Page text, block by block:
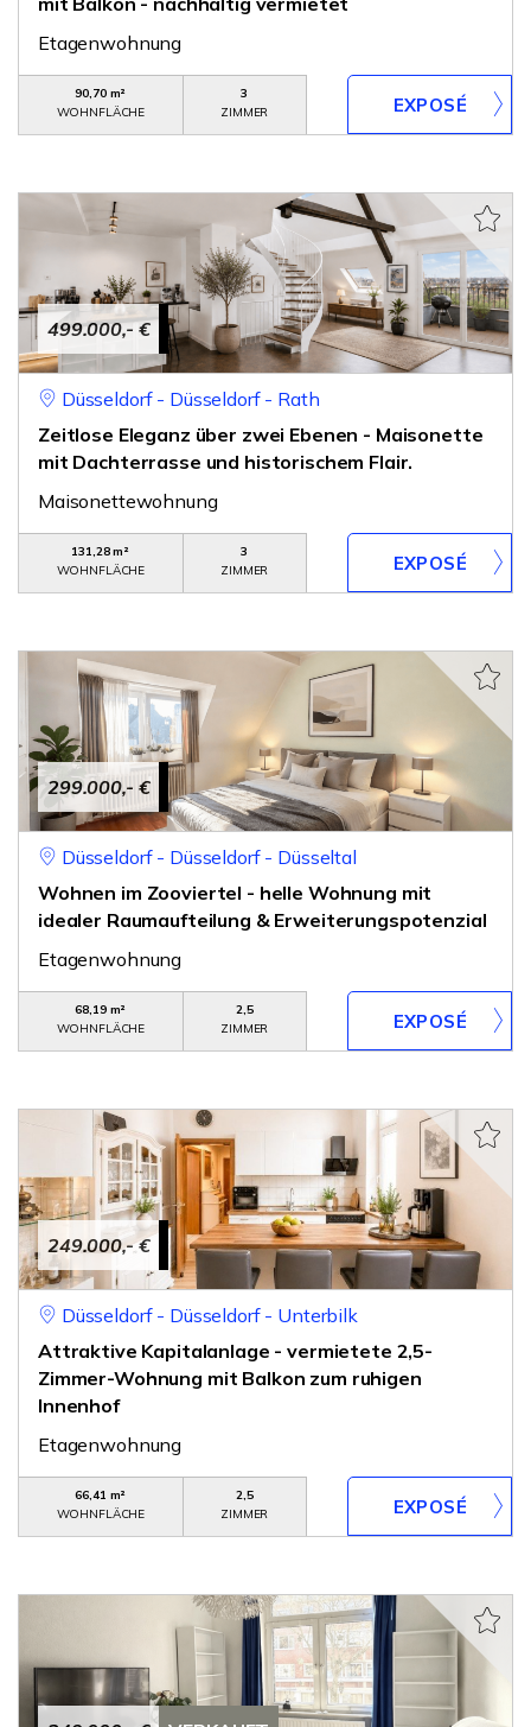
Etagenwohnung
90,70 m²
WOHNFLÄCHE
3
ZIMMER
499.000,- €
Düsseldorf - Düsseldorf - Rath
Zeitlose Eleganz über zwei Ebenen - Maisonette
mit Dachterrasse und historischem Flair.
Maisonettewohnung
131,28 m²
WOHNFLÄCHE
3
ZIMMER
299.000,- €
Düsseldorf - Düsseldorf - Düsseltal
Wohnen im Zooviertel - helle Wohnung mit
idealer Raumaufteilung & Erweiterungspotenzial
Etagenwohnung
68,19 m²
WOHNFLÄCHE
2,5
ZIMMER
249.000,- €
Düsseldorf - Düsseldorf - Unterbilk
Attraktive Kapitalanlage - vermietete 2,5-
Zimmer-Wohnung mit Balkon zum ruhigen
Innenhof
Etagenwohnung
66,41 m²
WOHNFLÄCHE
2,5
ZIMMER